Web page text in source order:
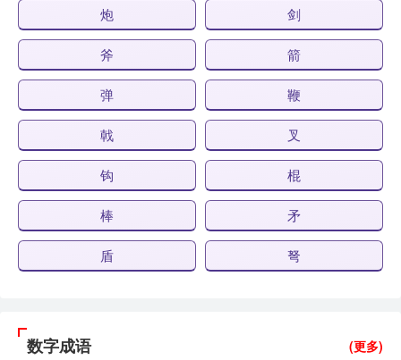
炮 剑
斧 箭
弹 鞭
戟 叉
钩 棍
棒 矛
盾 弩
数字成语 (更多)